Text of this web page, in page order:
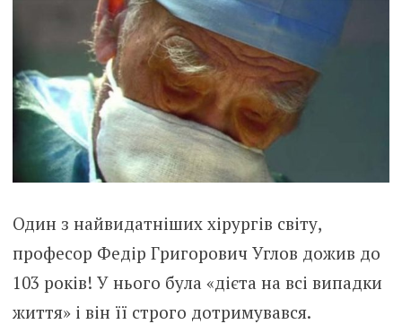
Один з найвидатніших хірургів світу,
професор Федір Григорович Углов дожив до
103 років! У нього була «дієта на всі випадки
життя» і він її строго дотримувався.